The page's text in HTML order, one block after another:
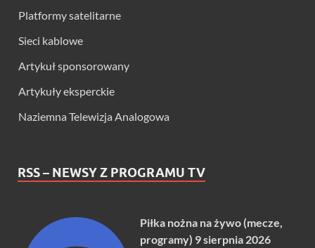
Platformy satelitarne
Sieci kablowe
Artykuł sponsorowany
Artykuły eksperckie
Naziemna Telewizja Analogowa
RSS – NEWSY Z PROGRAMU TV
Piłka nożna na żywo (mecze,
programy) 9 sierpnia 2026